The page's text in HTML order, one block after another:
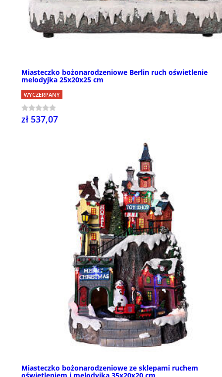
Miasteczko bożonarodzeniowe Berlin ruch oświetlenie
melodyjka 25x20x25 cm
WYCZERPANY
zł 537,07
Miasteczko bożonarodzeniowe ze sklepami ruchem